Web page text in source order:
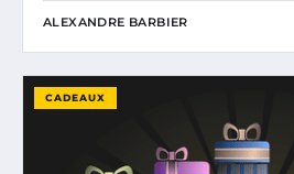
ALEXANDRE BARBIER
CADEAUX